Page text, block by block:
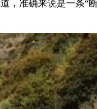
，准确来说是一条“